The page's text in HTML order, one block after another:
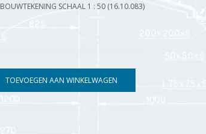
BOUWTEKENING SCHAAL 1 : 50 (16.10.083)
TOEVOEGEN AAN WINKELWAGEN